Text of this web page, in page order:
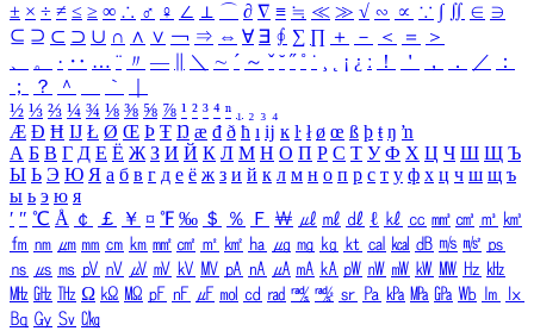
± × ÷ ≠ ≤ ≥ ∞ ∴ ♂ ♀ ∠ ⊥ ⌒ ∂ ∇ ≡ ≒ ≪ ≫ √ ∽ ∝ ∵ ∫ ∬ ∈ ∋
⊆ ⊇ ⊂ ⊃ ∪ ∩ ∧ ∨ ￢ ⇒ ⇔ ∀ ∃ ∮ ∑ ∏ ＋ － ＜ ＝
＞
、
。 · ‥ … ¨ 〃 ― ＼ ∼ ´ ～ ˇ ˘ ˝ ˚ ˙ ¸ ¡ ¿ ː ！ ＇ ， ． ／
：
；
？ ＾ ｀
½ ⅓ ⅔ ¼ ¾ ⅛ ⅜ ⅝ ⅞ ¹ ² ³ ⁴ ⁿ ₁ ₂ ₃ ₄
Æ Ð Ħ Ĳ Ł Ø Œ Þ Ŧ Ŋ æ đ ð ħ ı ĳ ĸ ŀ ł ø œ ß þ ŧ ŋ ŉ
А Б В Г Д Е Ё Ж З И Й К Л М Н О П Р С Т У Ф Х Ц Ч Ш Щ Ъ
Ы Ь Э Ю Я а б в г д е ё ж з и й к л м н о п р с т у ф х ц ч ш щ ъ
ы ь э ю я
′ ″ ℃ Å ￠ ￡ ￥ ¤ ℉ ‰ ＄ ％ Ｆ ￦ ㎕ ㎖ ㎗ ℓ ㎘ ㏄ ㎣ ㎤ ㎥ ㎦
㎙ ㎚ ㎛ ㎜ ㎝ ㎞ ㎟ ㎠ ㎡ ㎢ ㏊ ㎍ ㎎ ㎏ ㏏ ㎈ ㎉ ㏈ ㎧ ㎨ ㎰
㎱ ㎲ ㎳ ㎴ ㎵ ㎶ ㎷ ㎸ ㎹ ㎀ ㎁ ㎂ ㎃ ㎄ ㎺ ㎻ ㎽ ㎾ ㎿ ㎐ ㎑
㎒ ㎓ ㎔ Ω ㏀ ㏁ ㎊ ㎋ ㎌ ㏖ ㏅ ㎭ ㎮ ㎯ ㏛ ㎩ ㎪ ㎫ ㎬ ㏝ ㏐
㏓
㏃ ㏉ ㏜ ㏆